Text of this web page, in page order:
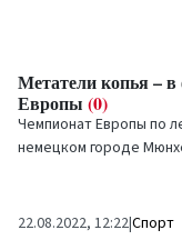
Метатели копья –
Европы (0)
Чемпионат Европы по
немецком городе
22.08.2022, 12:22|Спорт